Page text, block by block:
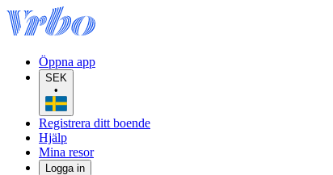
Öppna app
SEK
•
Registrera ditt boende
Hjälp
Mina resor
Logga in